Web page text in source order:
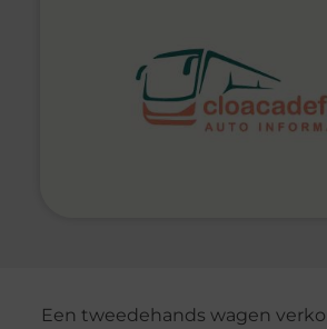
Een tweedehands wagen